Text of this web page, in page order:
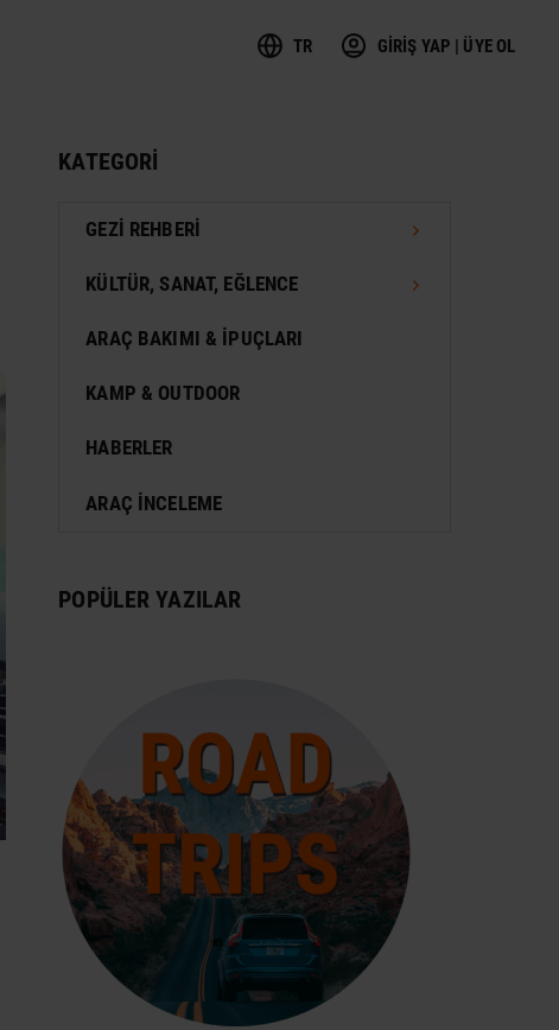
TR GİRİŞ YAP | ÜYE OL
KATEGORI
GEZI REHBERI
TÜRKIYE GEZI REHBERI
DÜNYA GEZI REHBERI
KÜLTÜR, SANAT, EĞLENCE
FESTIVAL
ANTIK KENT & ALANLAR
ARAÇ BAKIMI & İPUÇLARI
KAMP & OUTDOOR
HABERLER
ARAÇ İNCELEME
POPÜLER YAZILAR